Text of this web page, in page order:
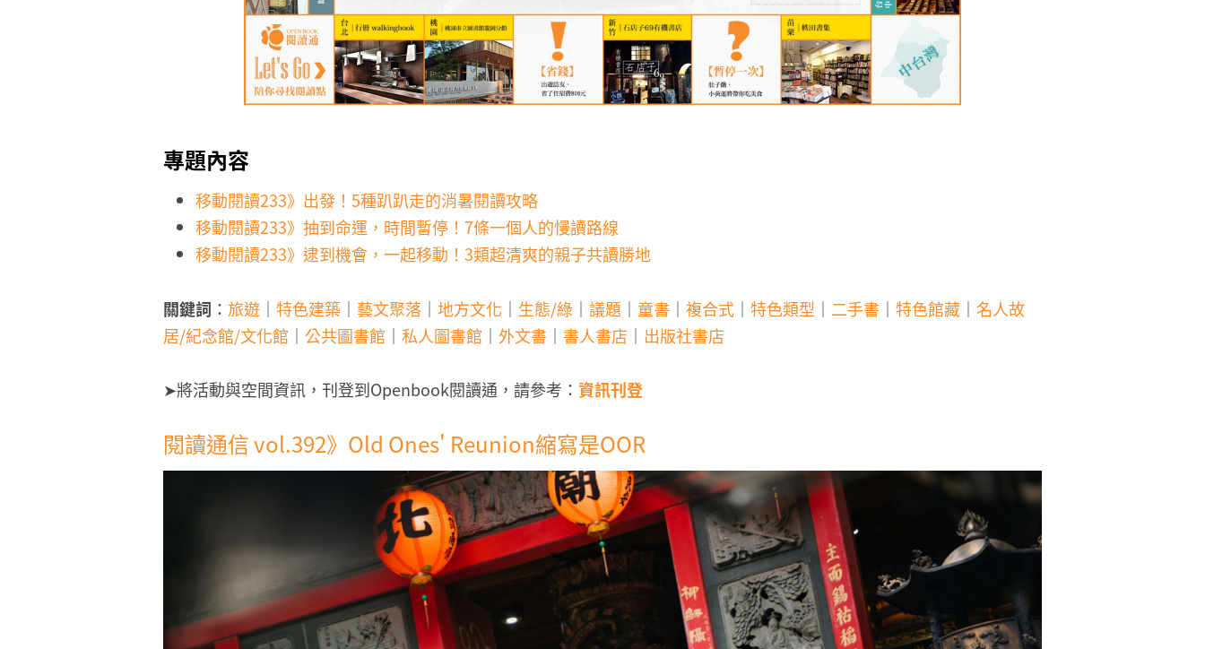
專題內容
移動閱讀233》出發！5種趴趴走的消暑閱讀攻略
移動閱讀233》抽到命運，時間暫停！7條一個人的慢讀路線
移動閱讀233》逮到機會，一起移動！3類超清爽的親子共讀勝地
關鍵詞 ： 旅遊 ｜ 特色建築 ｜ 藝文聚落 ｜ 地方文化 ｜ 生態/綠 ｜ 議題 ｜ 童書 ｜ 複合式 ｜ 特色類型 ｜ 二手書 ｜ 特色館藏 ｜ 名人故
居/紀念館/文化館 ｜ 公共圖書館 ｜ 私人圖書館 ｜ 外文書 ｜ 書人書店 ｜ 出版社書店
➤將活動與空間資訊，刊登到Openbook閱讀通，請參考： 資訊刊登
閱讀通信 vol.392》Old Ones' Reunion縮寫是OOR